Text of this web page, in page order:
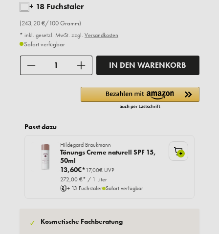
+ 18 Fuchstaler
(243,20 €/100 Gramm)
* inkl. gesetzl. MwSt. zzgl. Versandkosten
Sofort verfügbar
IN DEN WARENKORB
Passt dazu
Hildegard Braukmann
Tönungs Creme naturell SPF 15,
50ml
13,60€*17,00€ UVP
272,00 €* / 1 Liter
+ 13 Fuchstaler Sofort verfügbar
+
✓ Kosmetische Fachberatung